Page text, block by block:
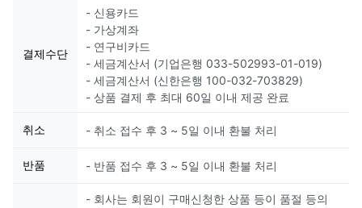
결제수단
- 신용카드
- 가상계좌
- 연구비카드
- 세금계산서 (기업은행 033-502993-01-019)
- 세금계산서 (신한은행 100-032-703829)
- 상품 결제 후 최대 60일 이내 제공 완료
취소 - 취소 접수 후 3 ~ 5일 이내 환불 처리
반품 - 반품 접수 후 3 ~ 5일 이내 환불 처리
- 회사는 회원이 구매신청한 상품 등이 품절 등의